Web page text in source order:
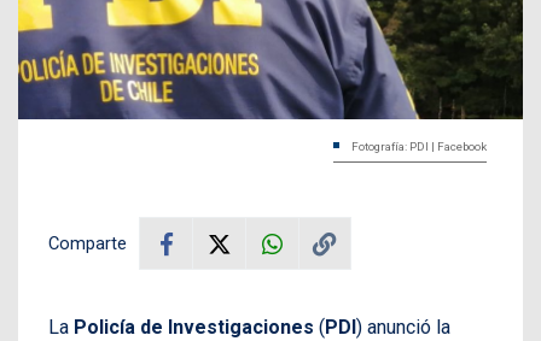
Fotografía: PDI | Facebook
Comparte
La Policía de Investigaciones ( PDI ) anunció la